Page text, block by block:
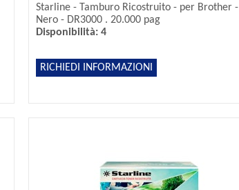
Starline - Tamburo Ricostruito - per Brother -
Nero - DR3000 . 20.000 pag
Disponibilità: 4
RICHIEDI INFORMAZIONI